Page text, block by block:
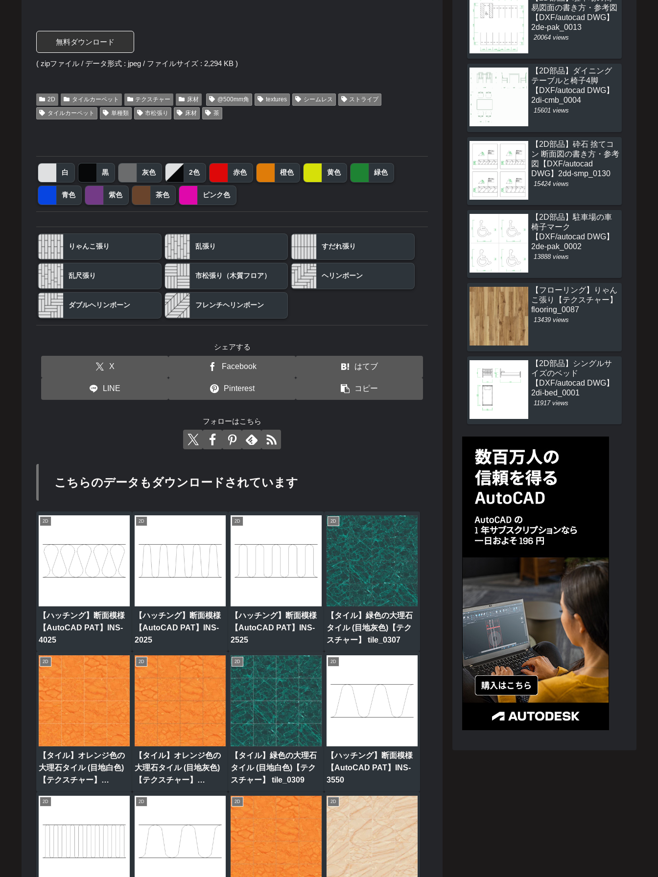
無料ダウンロード
( zipファイル / データ形式 : jpeg / ファイルサイズ : 2,294 KB )
2D タイルカーペット テクスチャー 床材 @500mm角 textures シームレス
ストライプ
タイルカーペット
単種類 市松張り 床材 茶
白 黒 灰色 2色 赤色 橙色 黄色 緑色
青色 紫色 茶色 ピンク色
りゃんこ張り 乱張り すだれ張り
乱尺張り 市松張り（木質フロア） ヘリンボーン
ダブルヘリンボーン フレンチヘリンボーン
シェアする
X Facebook はてブ
LINE Pinterest コピー
フォローはこちら
こちらのデータもダウンロードされています
2D
【ハッチング】断面模様
【AutoCAD PAT】INS-
4025
2D
【ハッチング】断面模様
【AutoCAD PAT】INS-
2025
2D
【ハッチング】断面模様
【AutoCAD PAT】INS-
2525
2D
【タイル】緑色の大理石
タイル (目地灰色)【テク
スチャー】 tile_0307
2D
【タイル】オレンジ色の
大理石タイル (目地白色)
【テクスチャー】
2D
【タイル】オレンジ色の
大理石タイル (目地灰色)
【テクスチャー】
2D
【タイル】緑色の大理石
タイル (目地白色)【テク
スチャー】 tile_0309
2D
【ハッチング】断面模様
【AutoCAD PAT】INS-
3550
2D 2D 2D 2D
易図面の書き方・参考図
【DXF/autocad DWG】
2de-pak_0013
20064 views
【2D部品】ダイニング
テーブルと椅子4脚
【DXF/autocad DWG】
2di-cmb_0004
15601 views
【2D部品】砕石 捨てコ
ン 断面図の書き方・参考
図【DXF/autocad
DWG】2dd-smp_0130
15424 views
【2D部品】駐車場の車
椅子マーク
【DXF/autocad DWG】
2de-pak_0002
13888 views
【フローリング】りゃん
こ張り【テクスチャー】
flooring_0087
13439 views
【2D部品】シングルサ
イズのベッド
【DXF/autocad DWG】
2di-bed_0001
11917 views